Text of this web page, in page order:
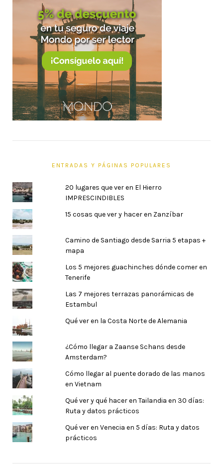
ENTRADAS Y PÁGINAS POPULARES
20 lugares que ver en El Hierro
IMPRESCINDIBLES
15 cosas que ver y hacer en Zanzíbar
Camino de Santiago desde Sarria 5 etapas +
mapa
Los 5 mejores guachinches dónde comer en
Tenerife
Las 7 mejores terrazas panorámicas de
Estambul
Qué ver en la Costa Norte de Alemania
¿Cómo llegar a Zaanse Schans desde
Amsterdam?
Cómo llegar al puente dorado de las manos
en Vietnam
Qué ver y qué hacer en Tailandia en 30 días:
Ruta y datos prácticos
Qué ver en Venecia en 5 días: Ruta y datos
prácticos